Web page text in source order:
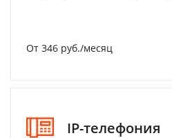
От 346 руб./месяц
IP-телефония